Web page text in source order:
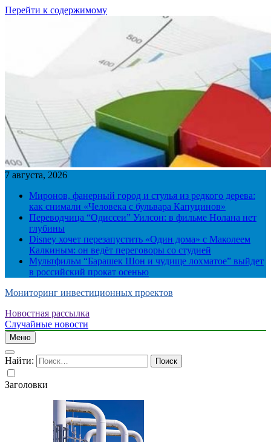
Перейти к содержимому
7 августа, 2026
Миронов, фанерный город и стулья из редкого дерева:
как снимали «Человека с бульвара Капуцинов»
Переводчица “Одиссеи” Уилсон: в фильме Нолана нет
глубины
Disney хочет перезапустить «Один дома» с Маколеем
Калкиным: он ведёт переговоры со студией
Мультфильм “Барашек Шон и чудище лохматое” выйдет
в российский прокат осенью
Мониторинг инвестиционных проектов
Новостная рассылка
Случайные новости
Меню
Найти:
Заголовки